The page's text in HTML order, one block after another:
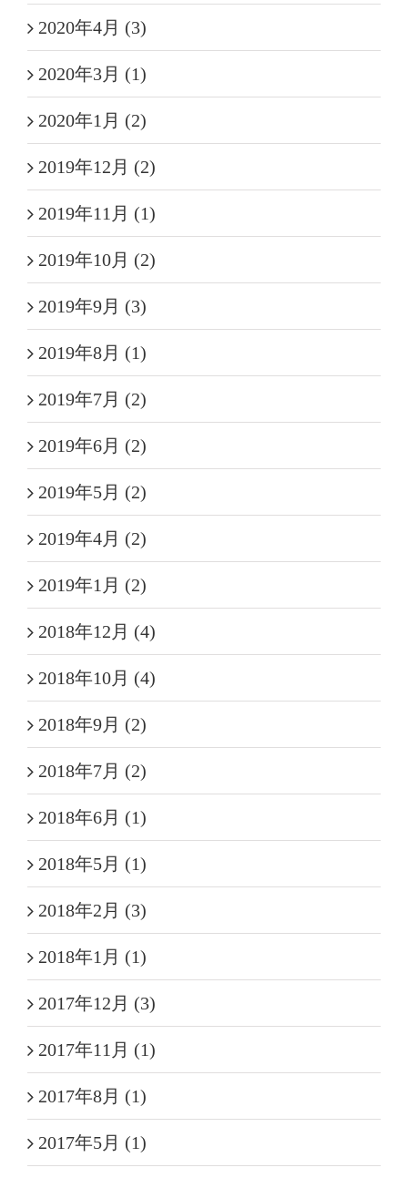
2020年4月 (3)
2020年3月 (1)
2020年1月 (2)
2019年12月 (2)
2019年11月 (1)
2019年10月 (2)
2019年9月 (3)
2019年8月 (1)
2019年7月 (2)
2019年6月 (2)
2019年5月 (2)
2019年4月 (2)
2019年1月 (2)
2018年12月 (4)
2018年10月 (4)
2018年9月 (2)
2018年7月 (2)
2018年6月 (1)
2018年5月 (1)
2018年2月 (3)
2018年1月 (1)
2017年12月 (3)
2017年11月 (1)
2017年8月 (1)
2017年5月 (1)